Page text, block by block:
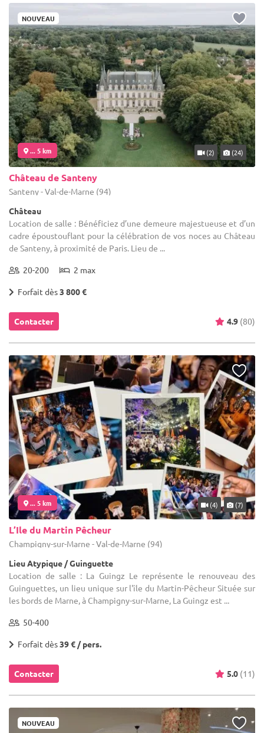
NOUVEAU
... 5 km (2) (24)
Château de Santeny
Santeny - Val-de-Marne (94)
Château
Location de salle : Bénéficiez d’une demeure majestueuse et d’un
cadre époustouflant pour la célébration de vos noces au Château
de Santeny, à proximité de Paris. Lieu de ...
20-200 2 max
Forfait dès3 800 €
Contacter 4.9 (80)
... 5 km (4) (7)
L’Ile du Martin Pêcheur
Champigny-sur-Marne - Val-de-Marne (94)
Lieu Atypique / Guinguette
Location de salle : La Guingz Le représente le renouveau des
Guinguettes, un lieu unique sur l'île du Martin-Pêcheur Située sur
les bords de Marne, à Champigny-sur-Marne, La Guingz est ...
50-400
Forfait dès39 € / pers.
Contacter 5.0 (11)
NOUVEAU